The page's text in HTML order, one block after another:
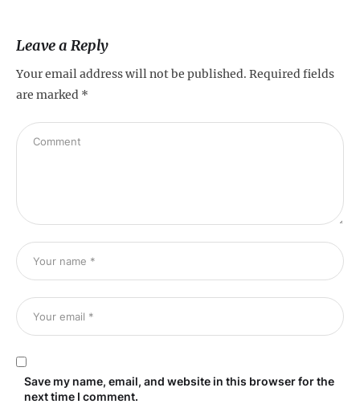
Leave a Reply
Your email address will not be published. Required fields
are marked *
Save my name, email, and website in this browser for the
next time I comment.